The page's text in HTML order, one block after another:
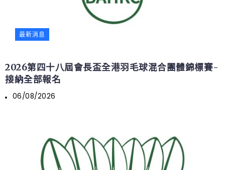
最新消息
2026第四十八屆會長盃全港羽毛球混合團體錦標賽-
接納全部報名
06/08/2026